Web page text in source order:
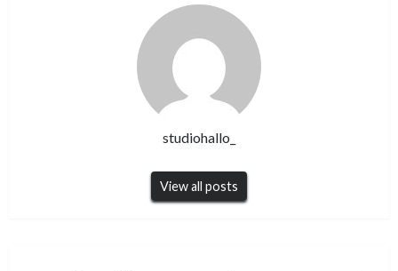
studiohallo_
View all posts